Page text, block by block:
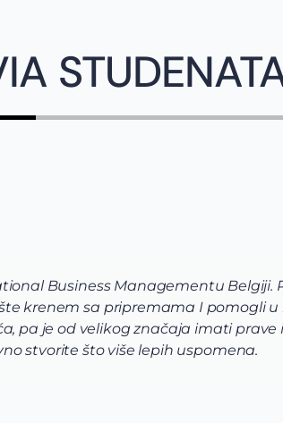
Business Managementu Belgiji.
krenem sa pripremama I pomogli
pa je od velikog značaja imati
stvorite što više lepih uspomena.